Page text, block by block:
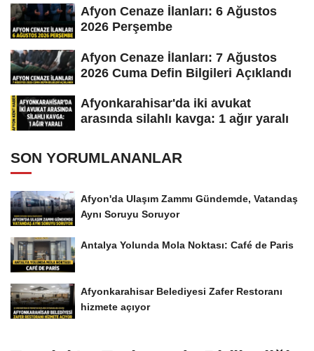
Afyon Cenaze İlanları: 6 Ağustos
2026 Perşembe
Afyon Cenaze İlanları: 7 Ağustos
2026 Cuma Defin Bilgileri Açıklandı
Afyonkarahisar'da iki avukat
arasında silahlı kavga: 1 ağır yaralı
SON YORUMLANANLAR
Afyon'da Ulaşım Zammı Gündemde, Vatandaş
Aynı Soruyu Soruyor
Antalya Yolunda Mola Noktası: Café de Paris
Afyonkarahisar Belediyesi Zafer Restoranı
hizmete açıyor